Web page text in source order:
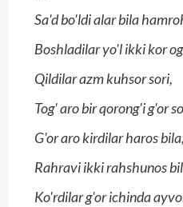
Sa'd bo'ldi alar bila
Boshladilar yo'l ikki kor
Qildilar azm kuhsor sori,
Tog' aro bir qorong'i g'or
G'or aro kirdilar haros bila,
Rahravi ikki rahshunos
Ko'rdilar g'or ichinda